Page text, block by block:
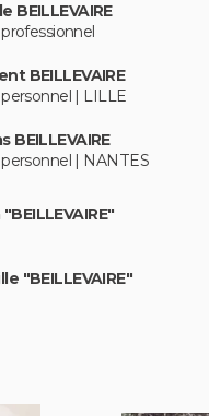
BEILLEVAIRE
BEILLEVAIRE
| LILLE
BEILLEVAIRE
| NANTES
"BEILLEVAIRE"